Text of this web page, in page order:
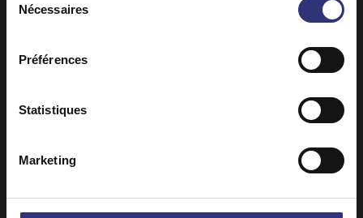
Nécessaires
Préférences
Statistiques
Marketing
Où acheter
Riz Vapeur
Où acheter